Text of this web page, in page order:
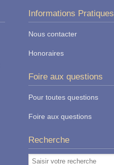
Informations Pratiques
Nous contacter
Honoraires
Foire aux questions
Pour toutes questions
Foire aux questions
Recherche